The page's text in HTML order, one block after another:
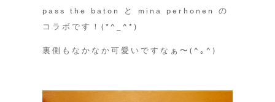
pass the baton と mina perhonen の
コラボです！(*^_^*)
裏側もなかなか可愛いですなぁ〜(^｡^)